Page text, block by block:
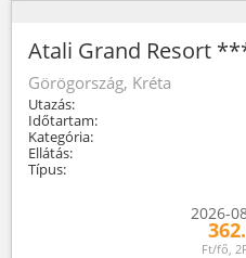
Atali Grand Resort
Görögország, Kréta
Utazás:
Időtartam:
Kategória:
Ellátás:
Típus:
2026-
Ft/fő,